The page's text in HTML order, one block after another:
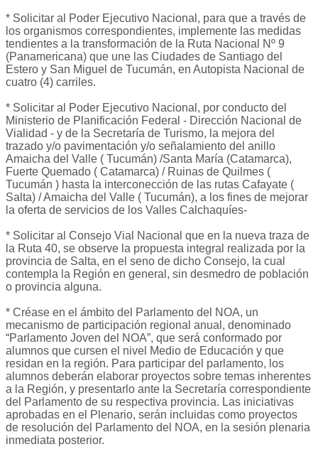
* Solicitar al Poder Ejecutivo Nacional, para que a través de
los organismos correspondientes, implemente las medidas
tendientes a la transformación de la Ruta Nacional Nº 9
(Panamericana) que une las Ciudades de Santiago del
Estero y San Miguel de Tucumán, en Autopista Nacional de
cuatro (4) carriles.
* Solicitar al Poder Ejecutivo Nacional, por conducto del
Ministerio de Planificación Federal - Dirección Nacional de
Vialidad - y de la Secretaría de Turismo, la mejora del
trazado y/o pavimentación y/o señalamiento del anillo
Amaicha del Valle ( Tucumán) /Santa María (Catamarca),
Fuerte Quemado ( Catamarca) / Ruinas de Quilmes (
Tucumán ) hasta la interconección de las rutas Cafayate (
Salta) / Amaicha del Valle ( Tucumán), a los fines de mejorar
la oferta de servicios de los Valles Calchaquíes-
* Solicitar al Consejo Vial Nacional que en la nueva traza de
la Ruta 40, se observe la propuesta integral realizada por la
provincia de Salta, en el seno de dicho Consejo, la cual
contempla la Región en general, sin desmedro de población
o provincia alguna.
* Créase en el ámbito del Parlamento del NOA, un
mecanismo de participación regional anual, denominado
“Parlamento Joven del NOA”, que será conformado por
alumnos que cursen el nivel Medio de Educación y que
residan en la región. Para participar del parlamento, los
alumnos deberán elaborar proyectos sobre temas inherentes
a la Región, y presentarlo ante la Secretaría correspondiente
del Parlamento de su respectiva provincia. Las iniciativas
aprobadas en el Plenario, serán incluidas como proyectos
de resolución del Parlamento del NOA, en la sesión plenaria
inmediata posterior.